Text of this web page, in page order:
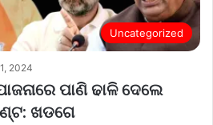
Uncategorized
2024
ପାଣି ଢାଳି ଦେଲେ
ଖଡଗେ